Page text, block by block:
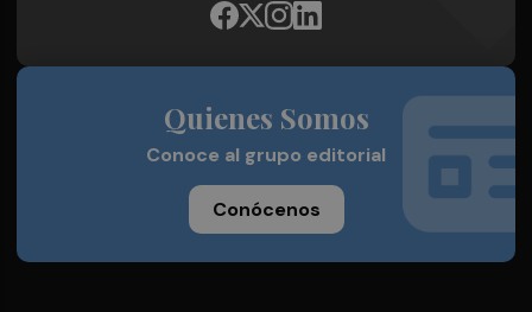
Quienes Somos
Conoce al grupo editorial
Conócenos